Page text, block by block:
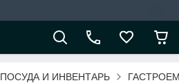
ПОСУДА И ИНВЕНТАРЬ